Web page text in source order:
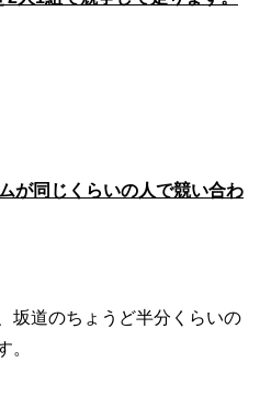
が同じくらいの人で競い合わ
坂道のちょうど半分くらいの
。